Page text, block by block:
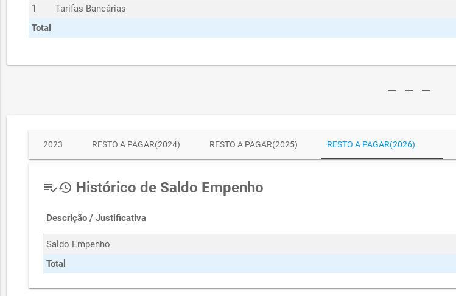
1 Tarifas Bancárias
Total
remove remove remove
2023 RESTO A PAGAR(2024) RESTO A PAGAR(2025) RESTO A PAGAR(2026)
playlist_add_checkhistory Histórico de Saldo Empenho
Descrição / Justificativa
Saldo Empenho
Total